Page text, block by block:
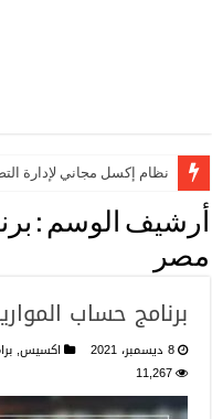
نظام إكسل مجاني لإدارة
أرشيف الوسم :
مصر
برنامج حساب
8 ديسمبر، 2021 اكسيس,
11,267